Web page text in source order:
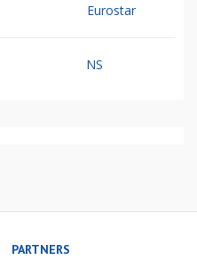
Eurostar
NS
PARTNERS